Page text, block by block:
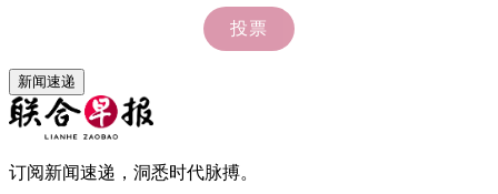
新闻速递
订阅新闻速递，洞悉时代脉搏。